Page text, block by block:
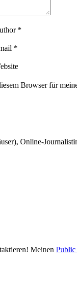
*
*
Browser für
Online-
Meinen Public